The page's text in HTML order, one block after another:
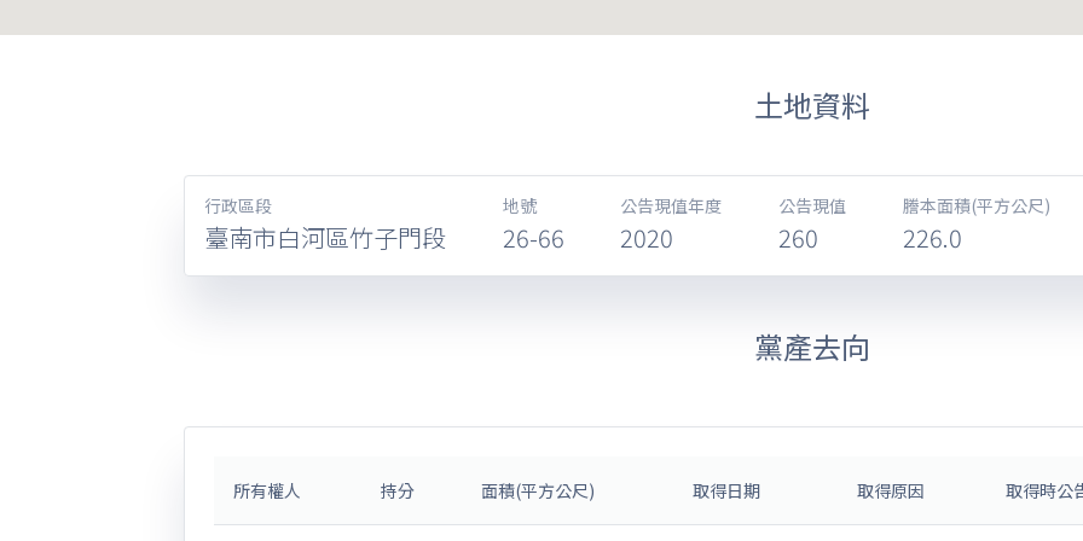
土地資料
行政區段
臺南市白河區竹子門段
地號
26-66
公告現值年度
2020
公告現值
260
謄本面積(平方公尺)
226.0
黨產去向
所有權人 持分 面積(平方公尺) 取得日期 取得原因 取得時公